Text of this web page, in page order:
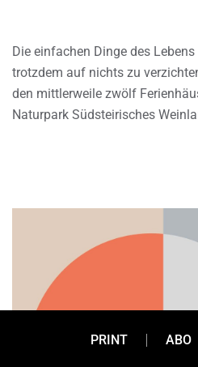
Die einfachen Dinge des
trotzdem auf nichts zu
den mittlerweile zwölf
Naturpark Südsteirisches
PRINT ABO